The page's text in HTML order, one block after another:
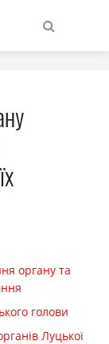
органу та
голови
Луцької